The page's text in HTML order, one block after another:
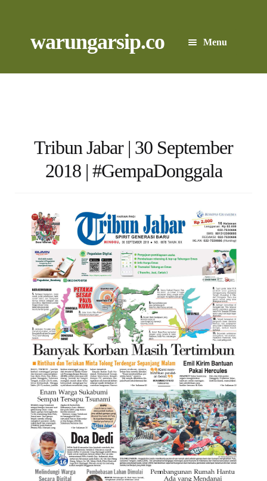
to
to
warungarsip.co Menu
Beranda
Foto
Suvenir
Cari Arsip
Expand
child
menu
Alamat
Rekening
Reseller
Tribun Jabar | 30 September
2018 | #GempaDonggala